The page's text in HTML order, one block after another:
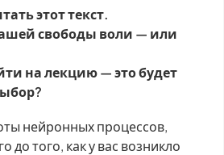
этот текст.
свободы воли — или
на лекцию — это будет
нейронных процессов,
до того, как у вас возникло